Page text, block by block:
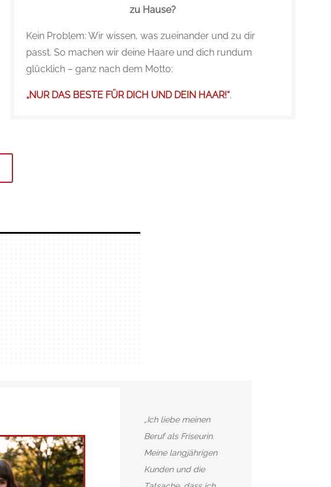
zu Hause?
Kein Problem: Wir wissen, was zueinander und zu dir
passt. So machen wir deine Haare und dich rundum
glücklich – ganz nach dem Motto:
„NUR DAS BESTE FÜR DICH UND DEIN HAAR!“.
„Ich liebe meinen
Beruf als Friseurin.
Meine langjährigen
Kunden und die